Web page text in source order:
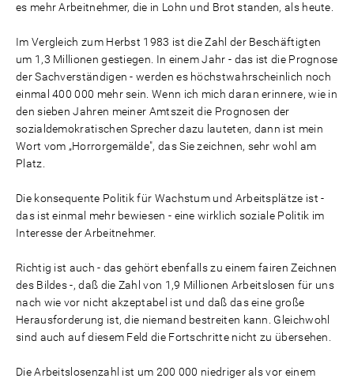
es mehr Arbeitnehmer, die in Lohn und Brot standen, als heute.
Im Vergleich zum Herbst 1983 ist die Zahl der Beschäftigten
um 1,3 Millionen gestiegen. In einem Jahr - das ist die Prognose
der Sachverständigen - werden es höchstwahrscheinlich noch
einmal 400 000 mehr sein. Wenn ich mich daran erinnere, wie in
den sieben Jahren meiner Amtszeit die Prognosen der
sozialdemokratischen Sprecher dazu lauteten, dann ist mein
Wort vom „Horrorgemälde", das Sie zeichnen, sehr wohl am
Platz.
Die konsequente Politik für Wachstum und Arbeitsplätze ist -
das ist einmal mehr bewiesen - eine wirklich soziale Politik im
Interesse der Arbeitnehmer.
Richtig ist auch - das gehört ebenfalls zu einem fairen Zeichnen
des Bildes -, daß die Zahl von 1,9 Millionen Arbeitslosen für uns
nach wie vor nicht akzeptabel ist und daß das eine große
Herausforderung ist, die niemand bestreiten kann. Gleichwohl
sind auch auf diesem Feld die Fortschritte nicht zu übersehen.
Die Arbeitslosenzahl ist um 200 000 niedriger als vor einem